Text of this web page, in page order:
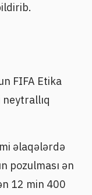
FIFA Etika
neytrallıq
əlaqələrdə
pozulması ən
12 min 400